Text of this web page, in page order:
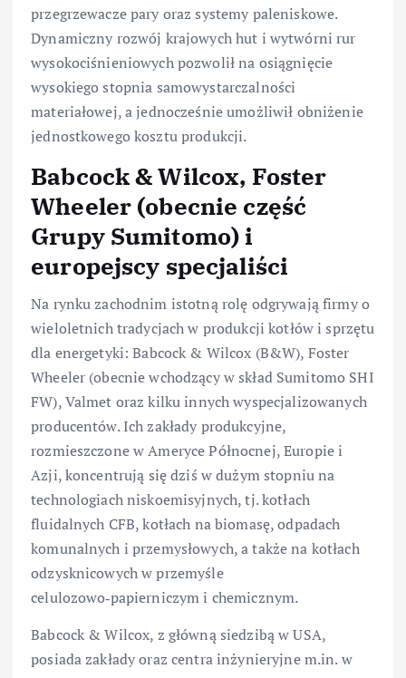
przegrzewacze pary oraz systemy paleniskowe.
Dynamiczny rozwój krajowych hut i wytwórni rur
wysokociśnieniowych pozwolił na osiągnięcie
wysokiego stopnia samowystarczalności
materiałowej, a jednocześnie umożliwił obniżenie
jednostkowego kosztu produkcji.
Babcock & Wilcox, Foster
Wheeler (obecnie część
Grupy Sumitomo) i
europejscy specjaliści
Na rynku zachodnim istotną rolę odgrywają firmy o
wieloletnich tradycjach w produkcji kotłów i sprzętu
dla energetyki: Babcock & Wilcox (B&W), Foster
Wheeler (obecnie wchodzący w skład Sumitomo SHI
FW), Valmet oraz kilku innych wyspecjalizowanych
producentów. Ich zakłady produkcyjne,
rozmieszczone w Ameryce Północnej, Europie i
Azji, koncentrują się dziś w dużym stopniu na
technologiach niskoemisyjnych, tj. kotłach
fluidalnych CFB, kotłach na biomasę, odpadach
komunalnych i przemysłowych, a także na kotłach
odzysknicowych w przemyśle
celulozowo‑papierniczym i chemicznym.
Babcock & Wilcox, z główną siedzibą w USA,
posiada zakłady oraz centra inżynieryjne m.in. w